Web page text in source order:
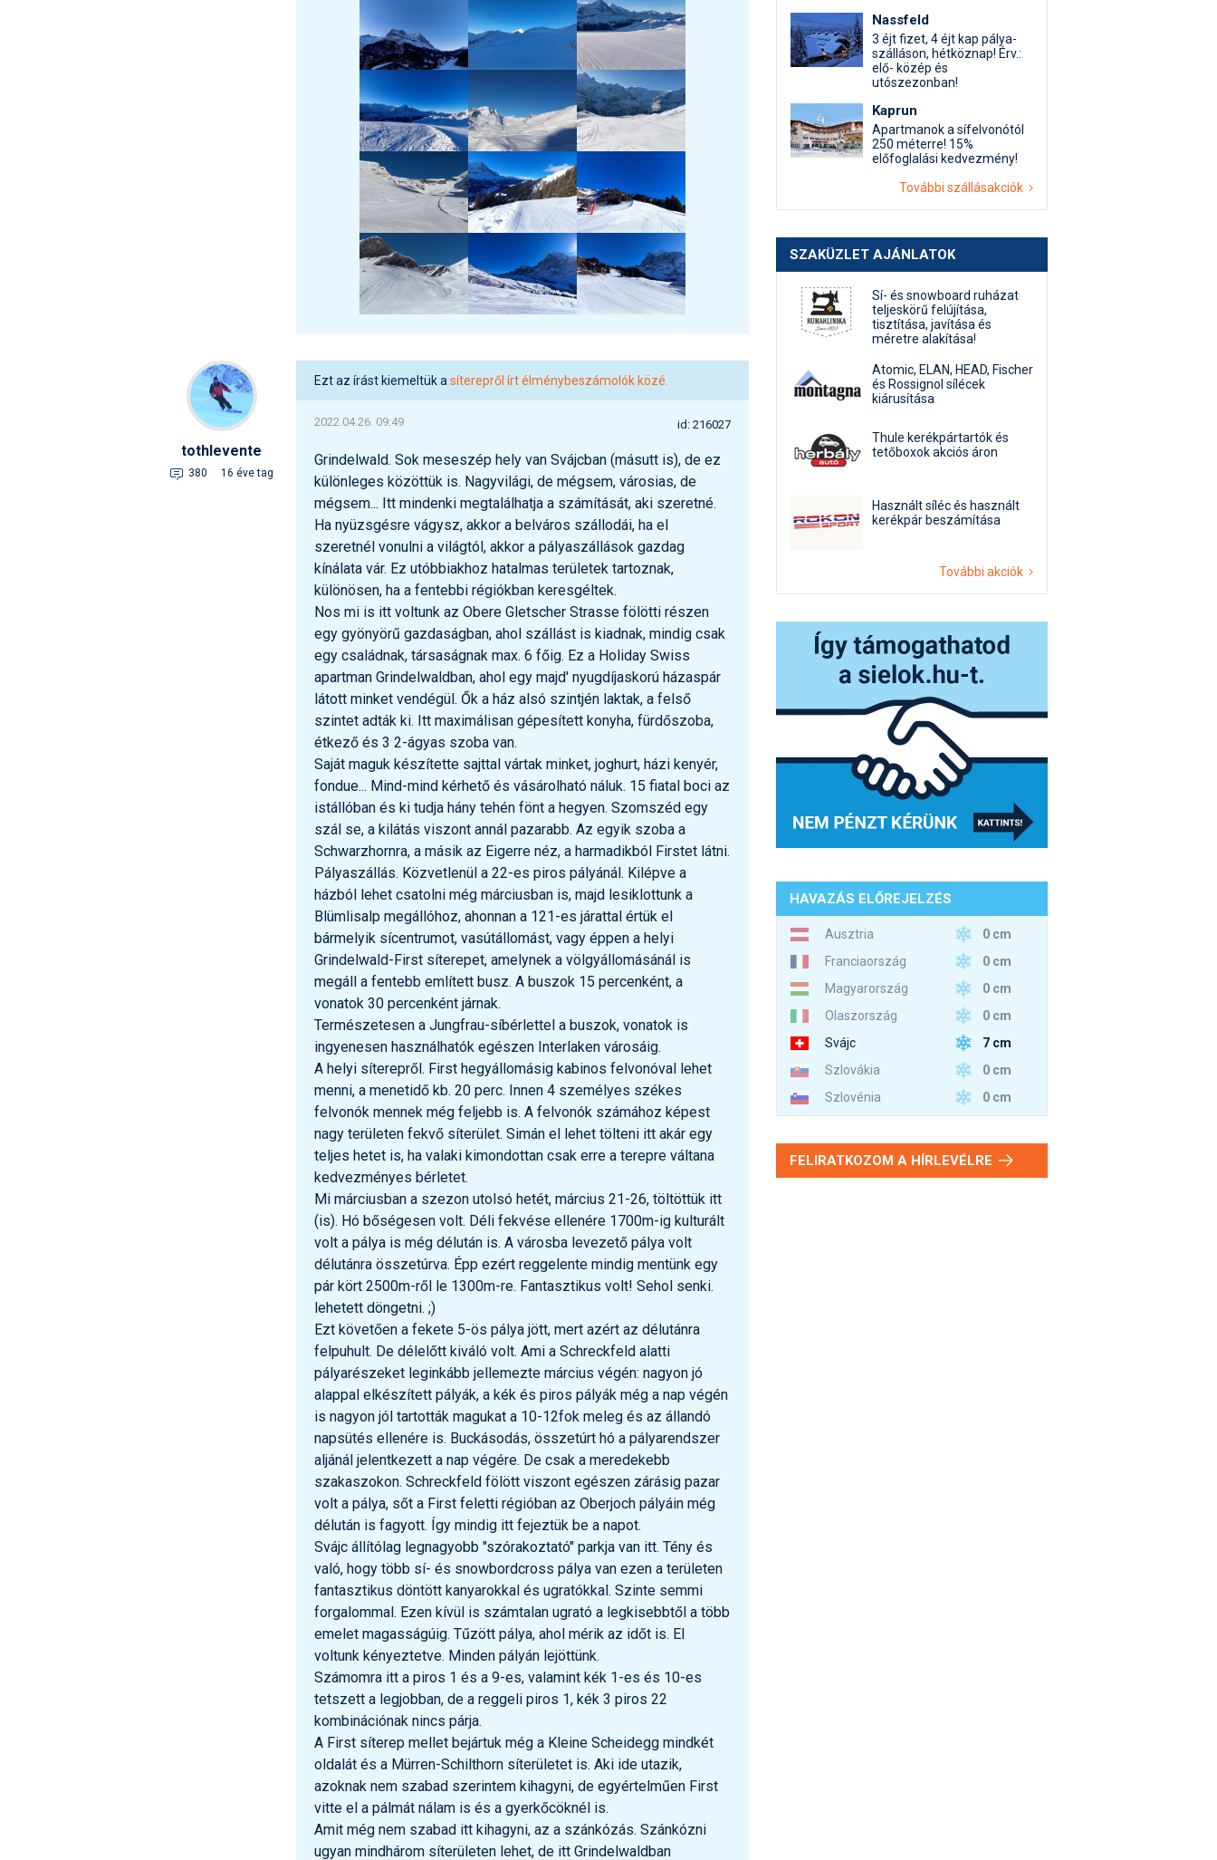
tothlevente
380 16 éve tag
Ezt az írást kiemeltük a síterepről írt élménybeszámolók közé.
2022.04.26. 09:49 id: 216027
Grindelwald. Sok meseszép hely van Svájcban (másutt is), de ez
különleges közöttük is. Nagyvilági, de mégsem, városias, de
mégsem... Itt mindenki megtalálhatja a számítását, aki szeretné.
Ha nyüzsgésre vágysz, akkor a belváros szállodái, ha el
szeretnél vonulni a világtól, akkor a pályaszállások gazdag
kínálata vár. Ez utóbbiakhoz hatalmas területek tartoznak,
különösen, ha a fentebbi régiókban keresgéltek.
Nos mi is itt voltunk az Obere Gletscher Strasse fölötti részen
egy gyönyörű gazdaságban, ahol szállást is kiadnak, mindig csak
egy családnak, társaságnak max. 6 főig. Ez a Holiday Swiss
apartman Grindelwaldban, ahol egy majd' nyugdíjaskorú házaspár
látott minket vendégül. Ők a ház alsó szintjén laktak, a felső
szintet adták ki. Itt maximálisan gépesített konyha, fürdőszoba,
étkező és 3 2-ágyas szoba van.
Saját maguk készítette sajttal vártak minket, joghurt, házi kenyér,
fondue... Mind-mind kérhető és vásárolható náluk. 15 fiatal boci az
istállóban és ki tudja hány tehén fönt a hegyen. Szomszéd egy
szál se, a kilátás viszont annál pazarabb. Az egyik szoba a
Schwarzhornra, a másik az Eigerre néz, a harmadikból Firstet látni.
Pályaszállás. Közvetlenül a 22-es piros pályánál. Kilépve a
házból lehet csatolni még márciusban is, majd lesiklottunk a
Blümlisalp megállóhoz, ahonnan a 121-es járattal értük el
bármelyik sícentrumot, vasútállomást, vagy éppen a helyi
Grindelwald-First síterepet, amelynek a völgyállomásánál is
megáll a fentebb említett busz. A buszok 15 percenként, a
vonatok 30 percenként járnak.
Természetesen a Jungfrau-síbérlettel a buszok, vonatok is
ingyenesen használhatók egészen Interlaken városáig.
A helyi síterepről. First hegyállomásig kabinos felvonóval lehet
menni, a menetidő kb. 20 perc. Innen 4 személyes székes
felvonók mennek még feljebb is. A felvonók számához képest
nagy területen fekvő síterület. Simán el lehet tölteni itt akár egy
teljes hetet is, ha valaki kimondottan csak erre a terepre váltana
kedvezményes bérletet.
Mi márciusban a szezon utolsó hetét, március 21-26, töltöttük itt
(is). Hó bőségesen volt. Déli fekvése ellenére 1700m-ig kulturált
volt a pálya is még délután is. A városba levezető pálya volt
délutánra összetúrva. Épp ezért reggelente mindig mentünk egy
pár kört 2500m-ről le 1300m-re. Fantasztikus volt! Sehol senki.
lehetett döngetni. ;)
Ezt követően a fekete 5-ös pálya jött, mert azért az délutánra
felpuhult. De délelőtt kiváló volt. Ami a Schreckfeld alatti
pályarészeket leginkább jellemezte március végén: nagyon jó
alappal elkészített pályák, a kék és piros pályák még a nap végén
is nagyon jól tartották magukat a 10-12fok meleg és az állandó
napsütés ellenére is. Buckásodás, összetúrt hó a pályarendszer
aljánál jelentkezett a nap végére. De csak a meredekebb
szakaszokon. Schreckfeld fölött viszont egészen zárásig pazar
volt a pálya, sőt a First feletti régióban az Oberjoch pályáin még
délután is fagyott. Így mindig itt fejeztük be a napot.
Svájc állítólag legnagyobb "szórakoztató" parkja van itt. Tény és
való, hogy több sí- és snowbordcross pálya van ezen a területen
fantasztikus döntött kanyarokkal és ugratókkal. Szinte semmi
forgalommal. Ezen kívül is számtalan ugrató a legkisebbtől a több
emelet magasságúig. Tűzött pálya, ahol mérik az időt is. El
voltunk kényeztetve. Minden pályán lejöttünk.
Számomra itt a piros 1 és a 9-es, valamint kék 1-es és 10-es
tetszett a legjobban, de a reggeli piros 1, kék 3 piros 22
kombinációnak nincs párja.
A First síterep mellet bejártuk még a Kleine Scheidegg mindkét
oldalát és a Mürren-Schilthorn síterületet is. Aki ide utazik,
azoknak nem szabad szerintem kihagyni, de egyértelműen First
vitte el a pálmát nálam is és a gyerkőcöknél is.
Amit még nem szabad itt kihagyni, az a szánkózás. Szánkózni
ugyan mindhárom síterületen lehet, de itt Grindelwaldban
Nassfeld
3 éjt fizet, 4 éjt kap pálya-
szálláson, hétköznap! Érv.:
elő- közép és
utószezonban!
Kaprun
Apartmanok a sífelvonótól
250 méterre! 15%
előfoglalási kedvezmény!
További szállásakciók
SZAKÜZLET AJÁNLATOK
Sí- és snowboard ruházat
teljeskörű felújítása,
tisztítása, javítása és
méretre alakítása!
Atomic, ELAN, HEAD, Fischer
és Rossignol sílécek
kiárusítása
Thule kerékpártartók és
tetőboxok akciós áron
Használt síléc és használt
kerékpár beszámítása
További akciók
HAVAZÁS ELŐREJELZÉS
Ausztria
0 cm
Franciaország
0 cm
Magyarország
0 cm
Olaszország
0 cm
Svájc
7 cm
Szlovákia
0 cm
Szlovénia
0 cm
FELIRATKOZOM A HÍRLEVÉLRE